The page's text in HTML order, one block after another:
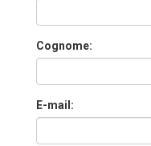
Cognome:
E-mail: